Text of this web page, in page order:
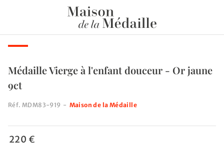
Médaille Vierge à l'enfant douceur - Or jaune
9ct
Réf. MDM83-919 - Maison de la Médaille
220 €